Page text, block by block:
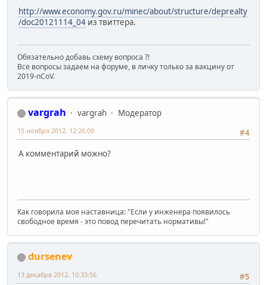
http://www.economy.gov.ru/minec/about/structure/deprealty
/doc20121114_04 из твиттера.
Обязательно добавь схему вопроса ?!
Все вопросы задаем на форуме, в личку только за вакцину от
2019-nCoV.
vargrah vargrah
Модератор
#4
15 ноября 2012, 12:26:09
А комментарий можно?
Как говорила моя наставница: "Если у инженера появилось
свободное время - это повод перечитать нормативы!"
dursenev
#5
13 декабря 2012, 10:33:56